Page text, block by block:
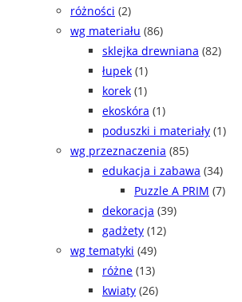
różności (2)
wg materiału (86)
sklejka drewniana (82)
łupek (1)
korek (1)
ekoskóra (1)
poduszki i materiały (1)
wg przeznaczenia (85)
edukacja i zabawa (34)
Puzzle A PRIM (7)
dekoracja (39)
gadżety (12)
wg tematyki (49)
różne (13)
kwiaty (26)